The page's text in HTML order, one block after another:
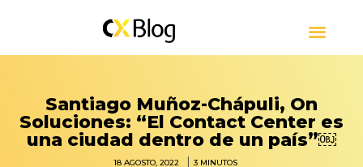
Santiago Muñoz-Chápuli, On
Soluciones: “El Contact Center es
una ciudad dentro de un país”￼
18 AGOSTO, 2022 |3 MINUTOS